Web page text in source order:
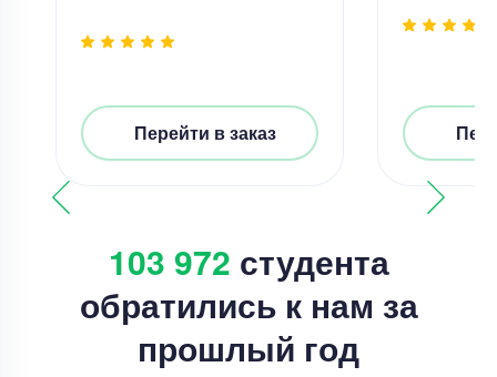
Перейти в заказ
103 972 студента
обратились к нам за
прошлый год